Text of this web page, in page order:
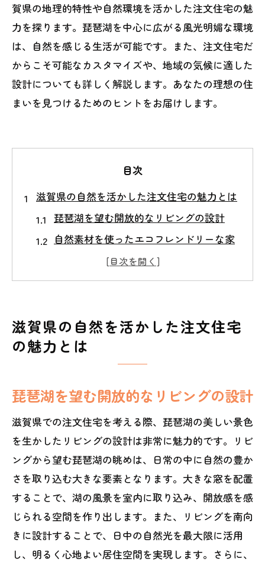
賀県の地理的特性や自然環境を活かした注文住宅の魅
力を探ります。琵琶湖を中心に広がる風光明媚な環境
は、自然を感じる生活が可能です。また、注文住宅だ
からこそ可能なカスタマイズや、地域の気候に適した
設計についても詳しく解説します。あなたの理想の住
まいを見つけるためのヒントをお届けします。
目次
滋賀県の自然を活かした注文住宅の魅力とは
琵琶湖を望む開放的なリビングの設計
自然素材を使ったエコフレンドリーな家
地域の植生を考慮した庭園設計
四季の変化を楽しむための外装デザイン
環境に優しいエネルギーシステムの活用
湖岸の風景を取り入れた注文住宅で心地よい
湖の景色を一望できる開放感あるデザイ
ン
水辺の風を感じるテラスの設置方法
湖岸沿いに調和する外観色の選び方
心地よい生活を支える音環境の工夫
プライベート感を保つ植栽の配置
湖の近くで安心して暮らすための防災対
策
滋賀県の自然を活かした注文住宅
の魅力とは
琵琶湖を望む開放的なリビングの設計
滋賀県での注文住宅を考える際、琵琶湖の美しい景色
を生かしたリビングの設計は非常に魅力的です。リビ
ングから望む琵琶湖の眺めは、日常の中に自然の豊か
さを取り込む大きな要素となります。大きな窓を配置
することで、湖の風景を室内に取り込み、開放感を感
じられる空間を作り出します。また、リビングを南向
きに設計することで、日中の自然光を最大限に活用
し、明るく心地よい居住空間を実現します。さらに、